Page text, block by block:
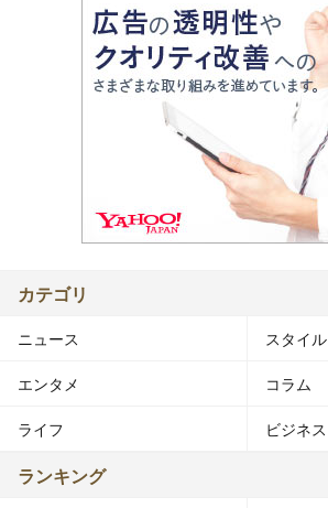
カテゴリ
ニュース スタイル
エンタメ コラム
ライフ ビジネス
ランキング